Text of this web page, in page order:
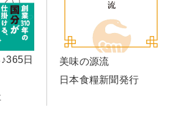
日
美味の源流
日本食糧新聞発行